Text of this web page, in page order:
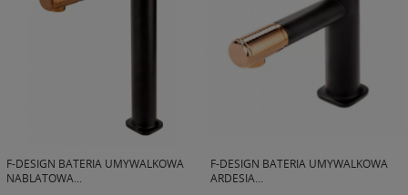
F-DESIGN BATERIA UMYWALKOWA
NABLATOWA...
F-DESIGN BATERIA UMYWALKOWA
ARDESIA...